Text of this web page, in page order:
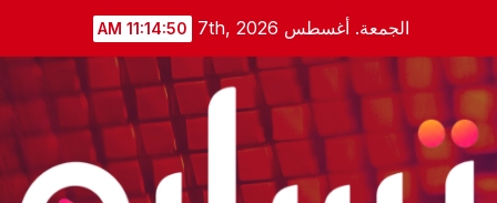
content
الجمعة. أغسطس 7th, 2026 11:14:51 AM